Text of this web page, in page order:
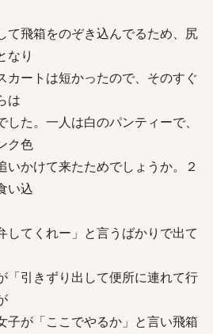
て飛箱をのぞき込んでるため、尻
なり
カートは短かったので、そのすぐ
は
た。一人は白のパンティーで、
ク色
いかけて来たためでしょうか。２
い込
してくれー」と言うばかりで出て
「引きずり出して便所に連れて行
子が「ここでやるか」と言い飛箱